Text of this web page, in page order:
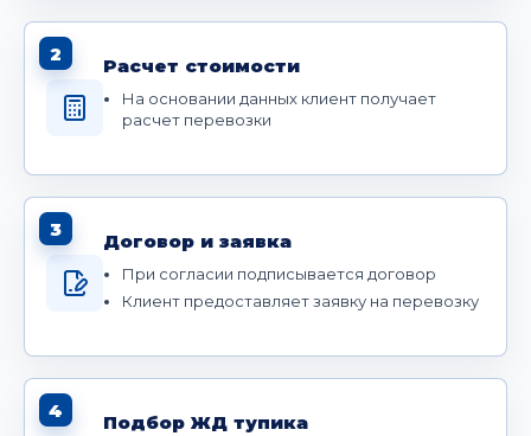
2
Расчет стоимости
На основании данных клиент получает
расчет перевозки
3
Договор и заявка
При согласии подписывается договор
Клиент предоставляет заявку на перевозку
4
Подбор ЖД тупика